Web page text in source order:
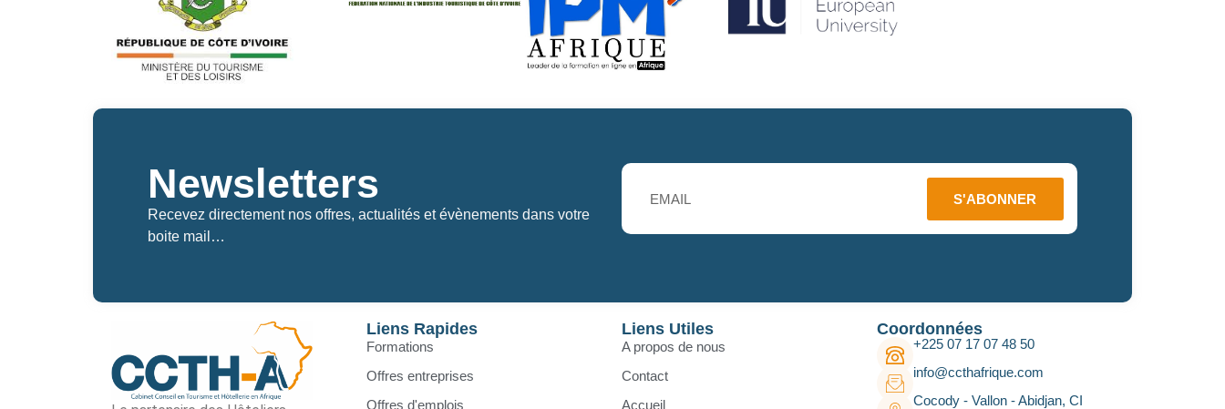
Newsletters
Recevez directement nos offres, actualités et évènements dans votre
boite mail…
S'ABONNER
Liens Rapides
Formations
Offres entreprises
Offres d'emplois
Liens Utiles
A propos de nous
Contact
Accueil
Coordonnées
+225 07 17 07 48 50
info@ccthafrique.com
Cocody - Vallon - Abidjan, CI